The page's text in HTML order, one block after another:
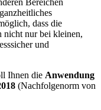
dass die
nicht nur bei kleinen,
und
Ihnen die Anwendung
(Nachfolgenorm von